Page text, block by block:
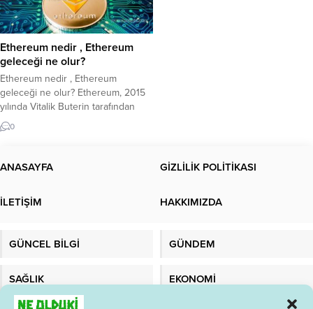
Ethereum nedir , Ethereum
geleceği ne olur?
Ethereum nedir , Ethereum
geleceği ne olur? Ethereum, 2015
yılında Vitalik Buterin tarafından
geliştirilen ve akıllı sözleşmelerin
çalıştırılmasını sağlayan bir
Bitcoin gibi bir kripto para birimi
gerçekleştirilebileceği bir platform
(DApps) ve akıllı...
0
ANASAYFA GİZLİLİK POLİTİKASI
İLETİŞİM HAKKIMIZDA
GÜNCEL BİLGİ GÜNDEM
SAĞLIK EKONOMİ